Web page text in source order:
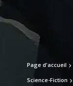
Page d'accueil
Science-Fiction